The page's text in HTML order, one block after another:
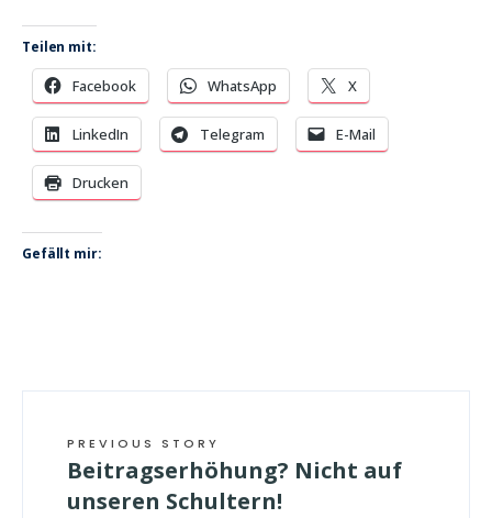
Teilen mit:
Facebook WhatsApp X
LinkedIn Telegram E-Mail
Drucken
Gefällt mir:
PREVIOUS STORY
Beitragserhöhung? Nicht auf
unseren Schultern!